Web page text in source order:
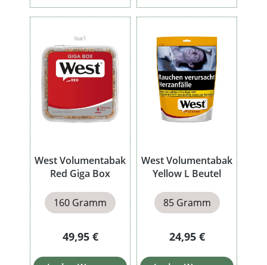
West Volumentabak
Red Giga Box
160 Gramm
Regulärer Preis:
49,95 €
West Volumentabak
Yellow L Beutel
85 Gramm
Regulärer Preis:
24,95 €